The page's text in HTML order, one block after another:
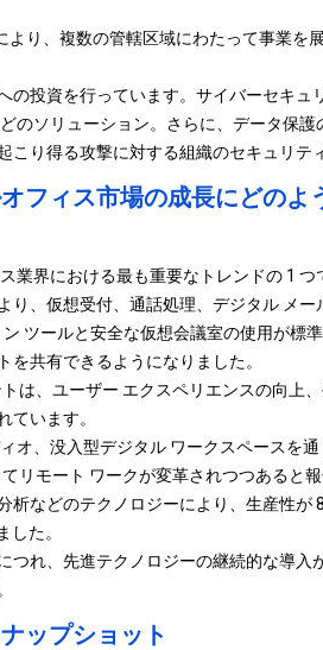
り、複数の管轄区域にわたって事業を
投資を行っています。 サイバーセキュ
のソリューション。さらに、データ保護
り得る攻撃に対する組織のセキュリテ
フィス市場の成長にどのよ
業界における最も重要なトレンドの 1 つ
り、仮想受付、通話処理、デジタル メー
ツールと安全な仮想会議室の使用が標
共有できるようになりました。
は、ユーザー エクスペリエンスの向上
ています。
オ、没入型デジタル ワークスペースを
リモート ワークが変革されつつあると
などのテクノロジーにより、生産性が
た。
れ、先進テクノロジーの継続的な導入
ップショット